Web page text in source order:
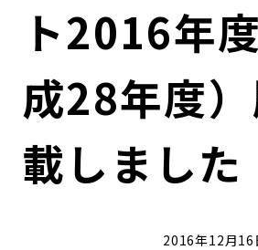
ガバナンス
コンダクト向上の取組み
ローカル共創イニシアティブ
株式情報
財務情報・IR資料
IRニュース
サステナビリティマネジメント
持続可能な金融のフレームワーク
環境
ト2016年
成28年度
載しました
2016年12月16